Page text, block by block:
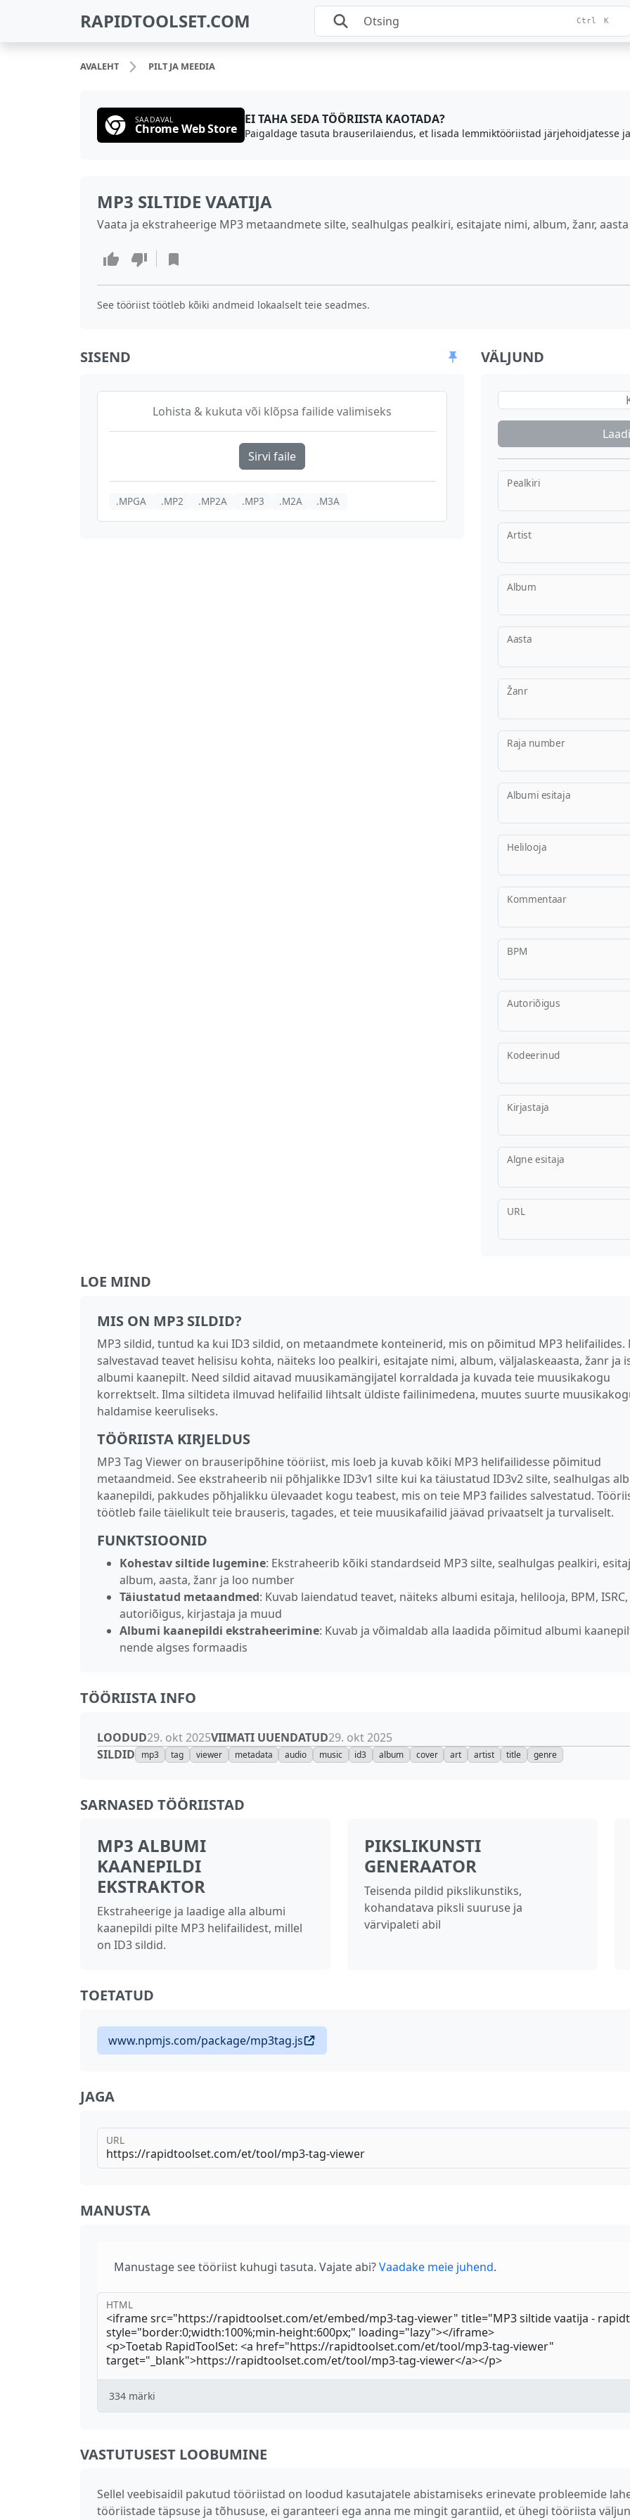
RAPIDTOOLSET.COM Ctrl K
AVALEHT PILT JA MEEDIA
SAADAVAL
Chrome Web Store
EI TAHA SEDA TÖÖRIISTA KAOTADA?
Paigaldage tasuta brauserilaiendus, et lisada lemmiktööriistad järjehoidjatesse
MP3 SILTIDE VAATIJA
Vaata ja ekstraheerige MP3 metaandmete silte, sealhulgas pealkiri, esitajate nimi, album, žanr,
See tööriist töötleb kõiki andmeid lokaalselt teie seadmes.
SISEND
Lohista & kukuta või klõpsa failide valimiseks
Sirvi faile
.MPGA .MP2 .MP2A .MP3 .M2A .M3A
VÄLJUND
Pealkiri
Artist
Album
Aasta
Žanr
Raja number
Albumi esitaja
Helilooja
Kommentaar
BPM
Autoriõigus
Kodeerinud
Kirjastaja
Algne esitaja
URL
LOE MIND
MIS ON MP3 SILDID?
MP3 sildid, tuntud ka kui ID3 sildid, on metaandmete konteinerid, mis on põimitud MP3 helifailides.
salvestavad teavet helisisu kohta, näiteks loo pealkiri, esitajate nimi, album, väljalaskeaasta, žanr ja
albumi kaanepilt. Need sildid aitavad muusikamängijatel korraldada ja kuvada teie muusikakogu
korrektselt. Ilma siltideta ilmuvad helifailid lihtsalt üldiste failinimedena, muutes suurte
haldamise keeruliseks.
TÖÖRIISTA KIRJELDUS
MP3 Tag Viewer on brauseripõhine tööriist, mis loeb ja kuvab kõiki MP3 helifailidesse põimitud
metaandmeid. See ekstraheerib nii põhjalikke ID3v1 silte kui ka täiustatud ID3v2 silte, sealhulgas
kaanepildi, pakkudes põhjalikku ülevaadet kogu teabest, mis on teie MP3 failides salvestatud.
töötleb faile täielikult teie brauseris, tagades, et teie muusikafailid jäävad privaatselt ja turvaliselt.
FUNKTSIOONID
Kohestav siltide lugemine: Ekstraheerib kõiki standardseid MP3 silte, sealhulgas pealkiri,
album, aasta, žanr ja loo number
Täiustatud metaandmed: Kuvab laiendatud teavet, näiteks albumi esitaja, helilooja, BPM, ISRC,
autoriõigus, kirjastaja ja muud
Albumi kaanepildi ekstraheerimine: Kuvab ja võimaldab alla laadida põimitud albumi
nende algses formaadis
TÖÖRIISTA INFO
LOODUD29. okt 2025VIIMATI UUENDATUD29. okt 2025
SILDID
mp3 tag viewer metadata audio music id3 album cover art artist title genre
SARNASED TÖÖRIISTAD
MP3 ALBUMI
KAANEPILDI
EKSTRAKTOR
Ekstraheerige ja laadige alla albumi
kaanepildi pilte MP3 helifailidest, millel
on ID3 sildid.
PIKSLIKUNSTI
GENERAATOR
Teisenda pildid pikslikunstiks,
kohandatava piksli suuruse ja
värvipaleti abil
TOETATUD
www.npmjs.com/package/mp3tag.js
JAGA
URL
MANUSTA
Manustage see tööriist kuhugi tasuta. Vajate abi?Vaadake meie juhend.
HTML
334 märki
VASTUTUSEST LOOBUMINE
Sellel veebisaidil pakutud tööriistad on loodud kasutajatele abistamiseks erinevate probleemide
tööriistade täpsuse ja tõhususe, ei garanteeri ega anna me mingit garantiid, et ühegi tööriista